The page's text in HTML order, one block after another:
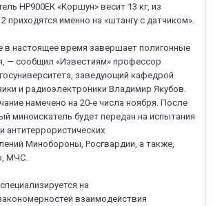
НР900ЕК «Коршун» весит 13 кг, из
приходятся именно на «штангу с датчиком».
в настоящее время завершает полигонные
— сообщил «Известиям» профессор
заведующий кафедрой
и радиоэлектроники Владимир Якубов.
намечено на 20-е числа ноября. После
миноискатель будет передан на испытания
антитеррористических
Минобороны, Росгвардии, а также,
МЧС.
на
взаимодействия